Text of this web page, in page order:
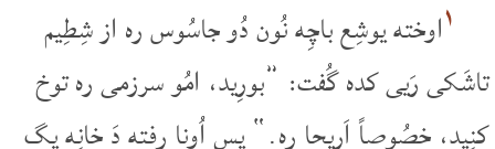
۱اوخته یوشِع باچِه نُون دُو جاسُوس ره از شِطِیم
تاشَکی رَیی کده گُفت: ”بورِید، امُو سرزمی ره توخ
کنِید، خصُوصاً اَریحا ره.“ پس اُونا رفته دَ خانِه یگ